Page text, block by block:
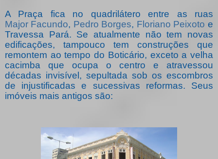
A Praça fica no quadrilátero entre as ruas
Major Facundo, Pedro Borges, Floriano Peixoto e
Travessa Pará. Se atualmente não tem novas
edificações, tampouco tem construções que
remontem ao tempo do Boticário, exceto a velha
cacimba que ocupa o centro e atravessou
décadas invisível, sepultada sob os escombros
de injustificadas e sucessivas reformas. Seus
imóveis mais antigos são: